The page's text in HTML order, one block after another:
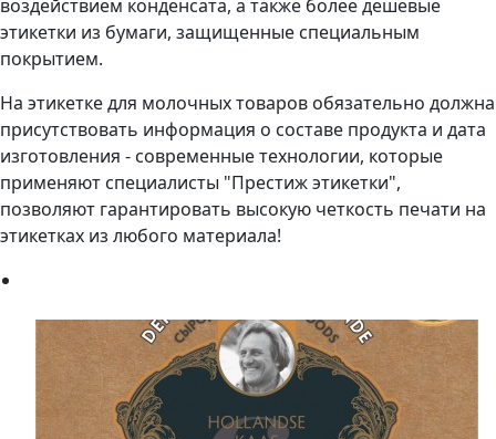
воздействием конденсата, а также более дешевые
этикетки из бумаги, защищенные специальным
покрытием.
На этикетке для молочных товаров обязательно должна
присутствовать информация о составе продукта и дата
изготовления - современные технологии, которые
применяют специалисты "Престиж этикетки",
позволяют гарантировать высокую четкость печати на
этикетках из любого материала!